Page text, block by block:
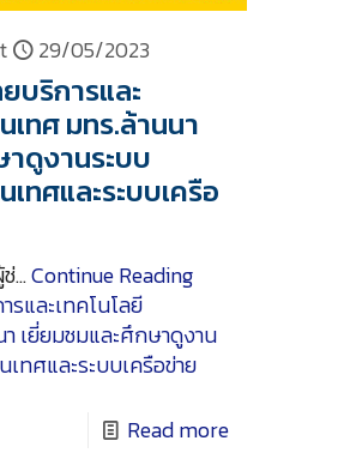
29/05/2023
บริการและ
เทศ มทร.ล้านนา
ดูงานระบบ
เทศและระบบเครือ
ช่…Continue Reading
และเทคโนโลยี
เยี่ยมชมและศึกษาดูงาน
ทศและระบบเครือข่าย
Read more